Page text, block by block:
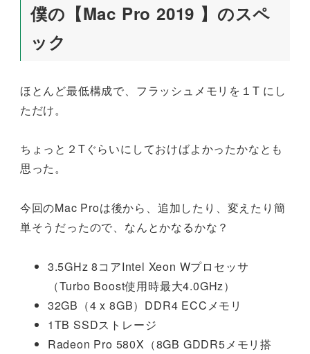
僕の【Mac Pro 2019 】のスペ
ック
ほとんど最低構成で、フラッシュメモリを１T にし
ただけ。
ちょっと２Tぐらいにしておけばよかったかなとも
思った。
今回のMac Proは後から、追加したり、変えたり簡
単そうだったので、なんとかなるかな？
3.5GHz 8コアIntel Xeon Wプロセッサ
（Turbo Boost使用時最大4.0GHz）
32GB（4 x 8GB）DDR4 ECCメモリ
1TB SSDストレージ
Radeon Pro 580X（8GB GDDR5メモリ搭